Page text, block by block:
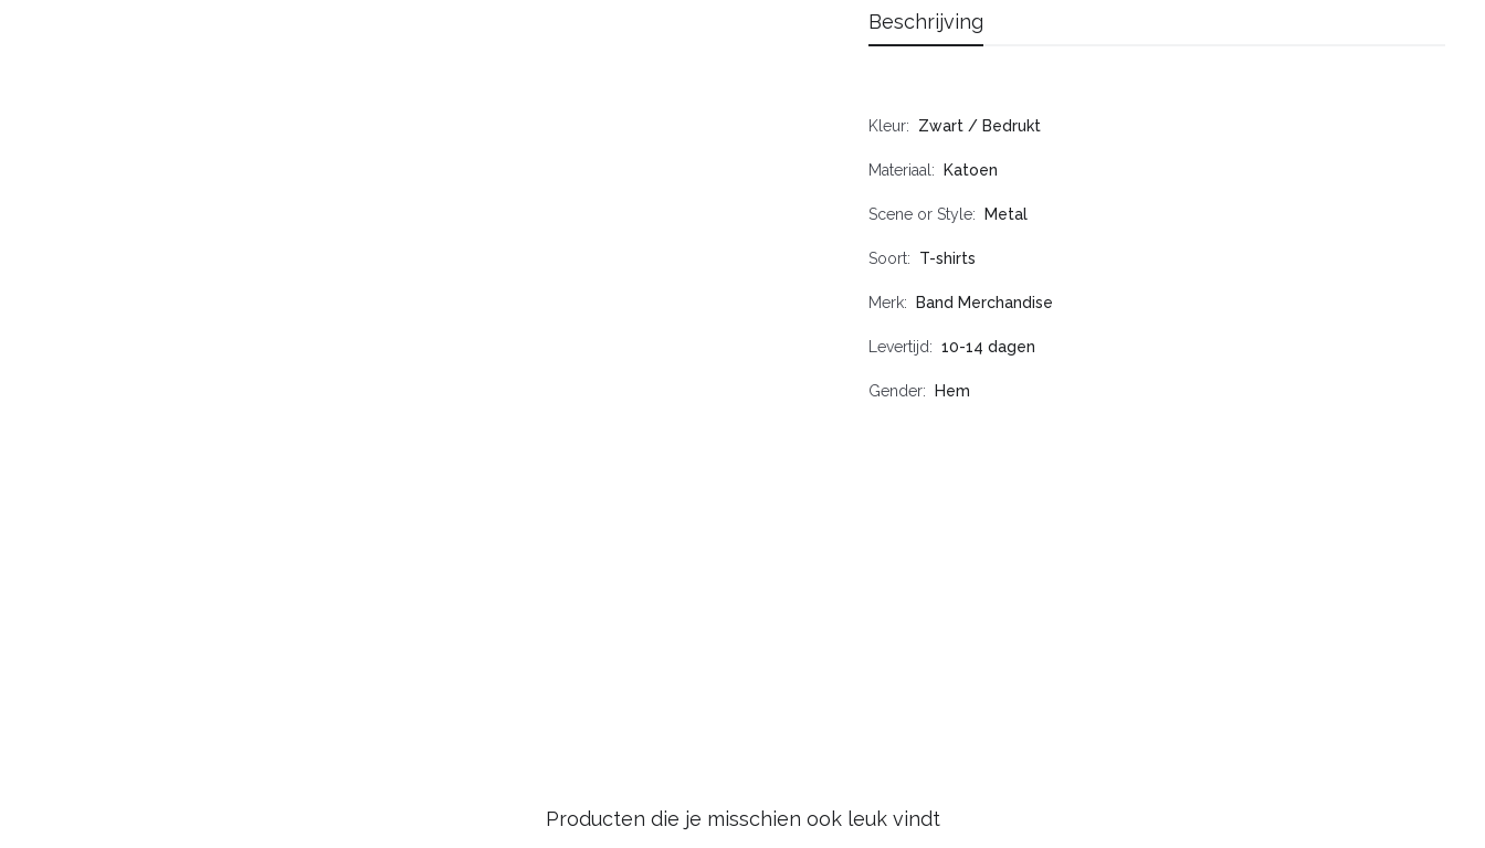
Beschrijving
Kleur Zwart / Bedrukt
Materiaal Katoen
Scene or Style Metal
Soort T-shirts
Merk Band Merchandise
Levertijd 10-14 dagen
Gender Hem
Producten die je misschien ook leuk vindt